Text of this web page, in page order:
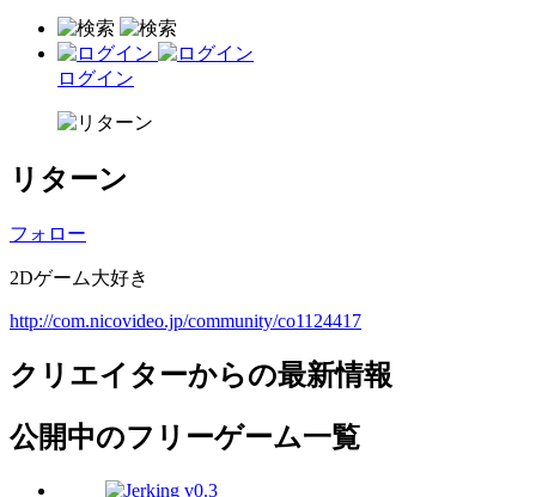
ログイン
リターン
フォロー
2Dゲーム大好き
http://com.nicovideo.jp/community/co1124417
クリエイターからの最新情報
公開中のフリーゲーム一覧